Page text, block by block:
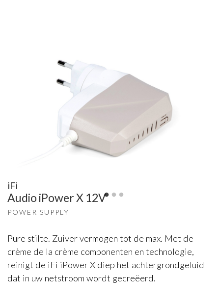
iFi
Audio iPower X 12V
POWER SUPPLY
Pure stilte. Zuiver vermogen tot de max. Met de
crème de la crème componenten en technologie,
reinigt de iFi iPower X diep het achtergrondgeluid
dat in uw netstroom wordt gecreëerd.